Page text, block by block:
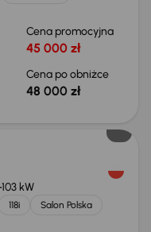
Cena promocyjna
45 000 zł
Cena po obniżce
48 000 zł
103 kW
118i
Salon Polska